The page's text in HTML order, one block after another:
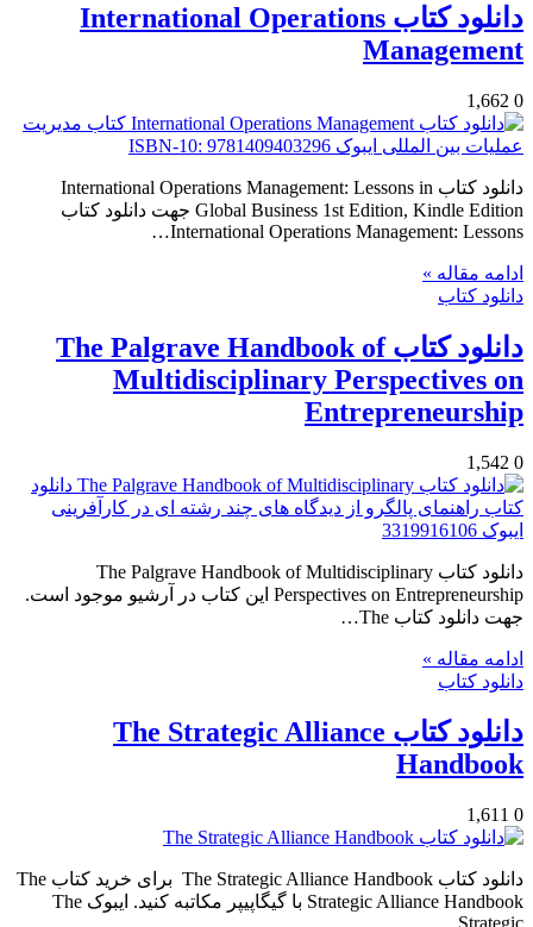
دانلود کتاب International Operations
Management
0
دانلود کتاب International Operations Management: Lessons in
Global Business 1st Edition, Kindle Edition جهت دانلود کتاب
International Operations Management: Lessons…
ادامه مقاله »
دانلود کتاب
دانلود کتاب The Palgrave Handbook of
Multidisciplinary Perspectives on
Entrepreneurship
0
دانلود کتاب The Palgrave Handbook of Multidisciplinary
Perspectives on Entrepreneurship این کتاب در آرشیو موجود است.
جهت دانلود کتاب The…
ادامه مقاله »
دانلود کتاب
دانلود کتاب The Strategic Alliance
Handbook
0
دانلود کتاب The Strategic Alliance Handbook برای خرید کتاب The
Strategic Alliance Handbook با گیگاپیپر مکاتبه کنید. ایبوک The